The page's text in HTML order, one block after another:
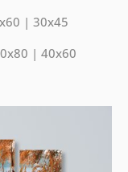
| 30x45
| 40x60